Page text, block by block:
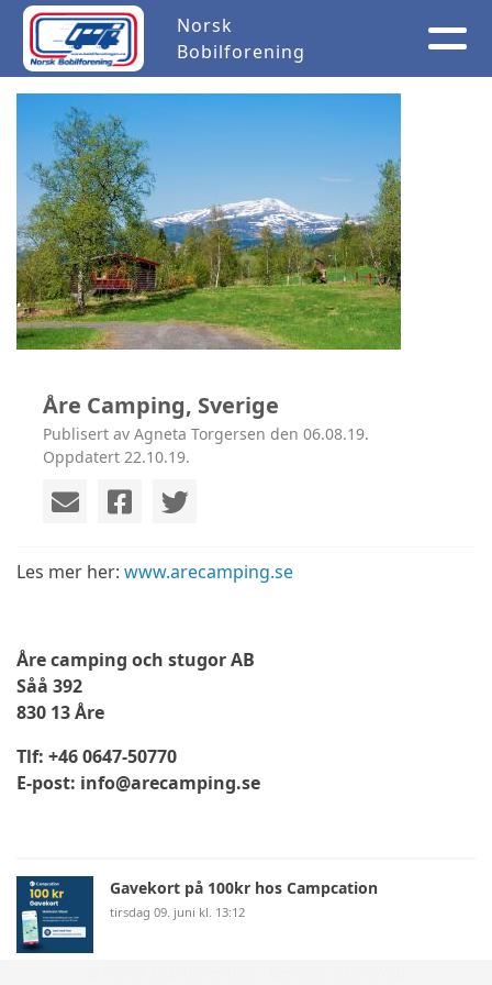
Norsk
Bobilforening
Åre Camping, Sverige
Publisert av Agneta Torgersen den 06.08.19.
Oppdatert 22.10.19.
Les mer her: www.arecamping.se
Åre camping och stugor AB
Såå 392
830 13 Åre
Tlf: +46 0647-50770
E-post: info@arecamping.se
Gavekort på 100kr hos Campcation
tirsdag 09. juni kl. 13:12